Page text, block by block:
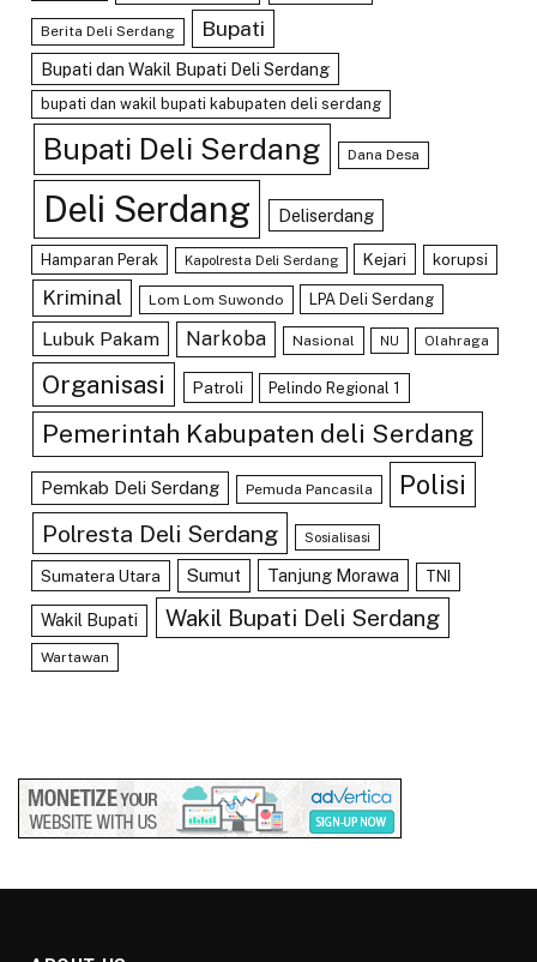
Berita Deli Serdang Bupati
Bupati dan Wakil Bupati Deli Serdang
bupati dan wakil bupati kabupaten deli serdang
Bupati Deli Serdang Dana Desa
Deli Serdang Deliserdang
Hamparan Perak Kapolresta Deli Serdang Kejari korupsi
Kriminal Lom Lom Suwondo LPA Deli Serdang
Lubuk Pakam Narkoba Nasional NU Olahraga
Organisasi Patroli Pelindo Regional 1
Pemerintah Kabupaten deli Serdang
Pemkab Deli Serdang Pemuda Pancasila Polisi
Polresta Deli Serdang Sosialisasi
Sumatera Utara Sumut Tanjung Morawa TNI
Wakil Bupati Wakil Bupati Deli Serdang
Wartawan